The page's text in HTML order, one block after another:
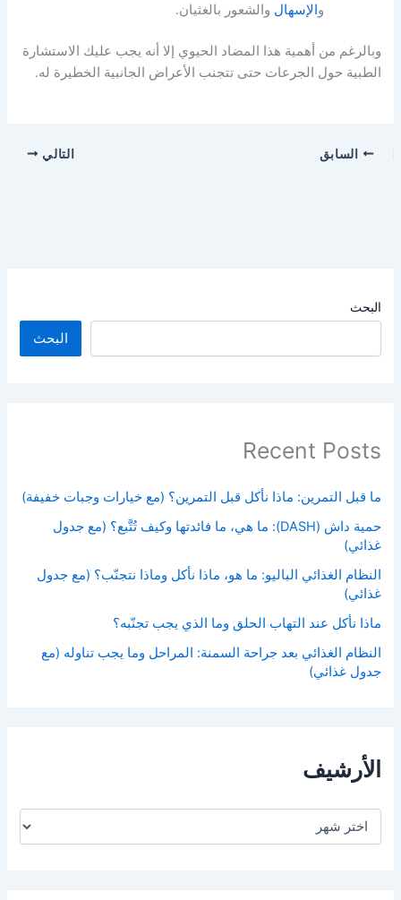
البحث
البحث
Recent Posts
ما قبل التمرين: ماذا نأكل قبل التمرين؟ (مع خيارات وجبات خفيفة)
حمية داش (DASH): ما هي، ما فائدتها وكيف تُتَّبع؟ (مع جدول
غذائي)
النظام الغذائي الباليو: ما هو، ماذا نأكل وماذا نتجنّب؟ (مع جدول
غذائي)
ماذا نأكل عند التهاب الحلق وما الذي يجب تجنّبه؟
النظام الغذائي بعد جراحة السمنة: المراحل وما يجب تناوله (مع
جدول غذائي)
الأرشيف
والإسهال والشعور بالغثيان.
وبالرغم من أهمية هذا المضاد الحيوي إلا أنه يجب عليك الاستشارة
الطبية حول الجرعات حتى تتجنب الأعراض الجانبية الخطيرة له.
السابق التالي